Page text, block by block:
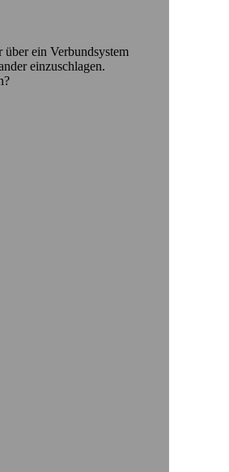
ein Verbundsystem
einzuschlagen.